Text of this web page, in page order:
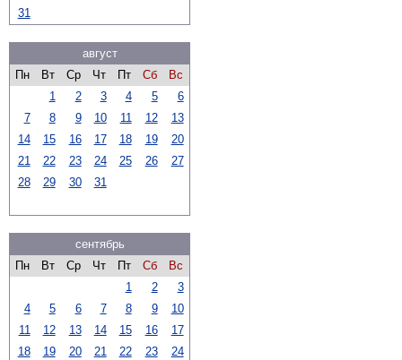
31
август
Пн
Вт Ср Чт Пт Сб
Вс
1
2 3 4 5
6
7
8 9 10 11 12
13
14
15 16 17 18 19
20
21
22 23 24 25 26
27
28
29 30 31
сентябрь
Пн
Вт Ср Чт Пт Сб
Вс
1
2
3
4
5 6 7 8 9
10
11
12 13 14 15 16
17
18
19 20 21 22 23
24